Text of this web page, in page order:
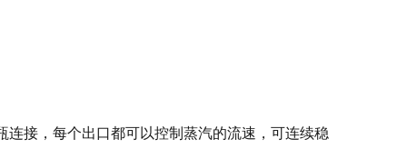
接，每个出口都可以控制蒸汽的流速，可连续稳